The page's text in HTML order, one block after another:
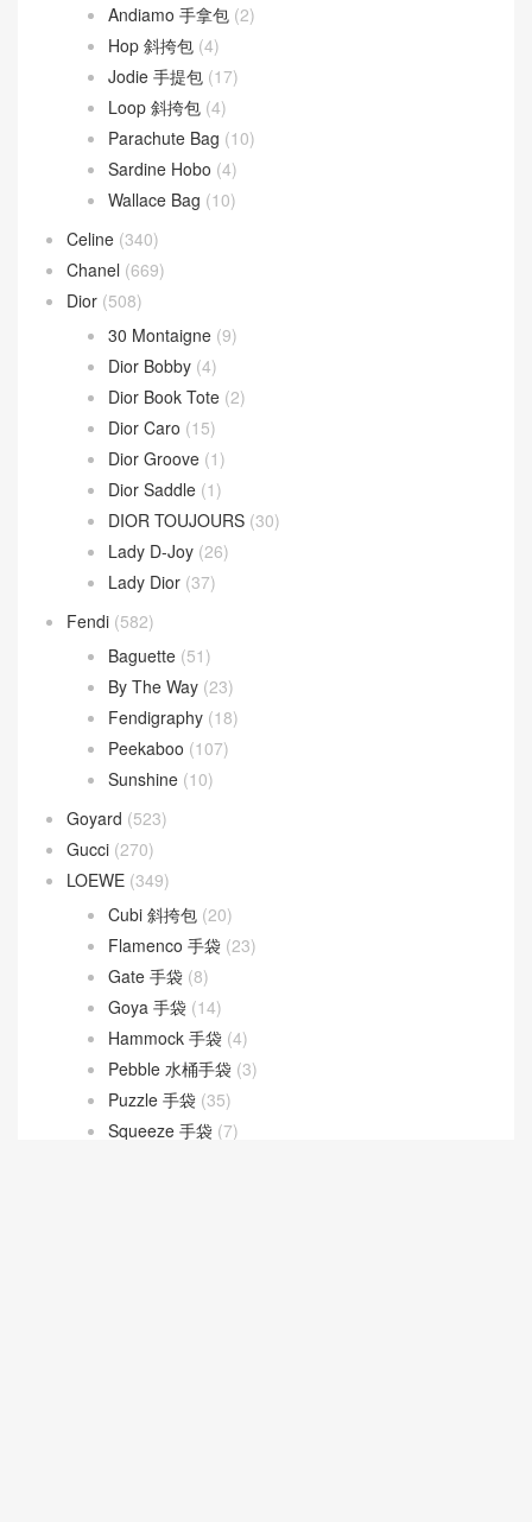
Andiamo 手拿包 (2)
Hop 斜挎包 (4)
Jodie 手提包 (17)
Loop 斜挎包 (4)
Parachute Bag (10)
Sardine Hobo (4)
Wallace Bag (10)
Celine (340)
Chanel (669)
Dior (508)
30 Montaigne (9)
Dior Bobby (4)
Dior Book Tote (2)
Dior Caro (15)
Dior Groove (1)
Dior Saddle (1)
DIOR TOUJOURS (30)
Lady D-Joy (26)
Lady Dior (37)
Fendi (582)
Baguette (51)
By The Way (23)
Fendigraphy (18)
Peekaboo (107)
Sunshine (10)
Goyard (523)
Gucci (270)
LOEWE (349)
Cubi 斜挎包 (20)
Flamenco 手袋 (23)
Gate 手袋 (8)
Goya 手袋 (14)
Hammock 手袋 (4)
Pebble 水桶手袋 (3)
Puzzle 手袋 (35)
Squeeze 手袋 (7)